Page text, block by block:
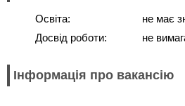
Освіта:
Досвід роботи:
не має
не
Інформація про вакансію